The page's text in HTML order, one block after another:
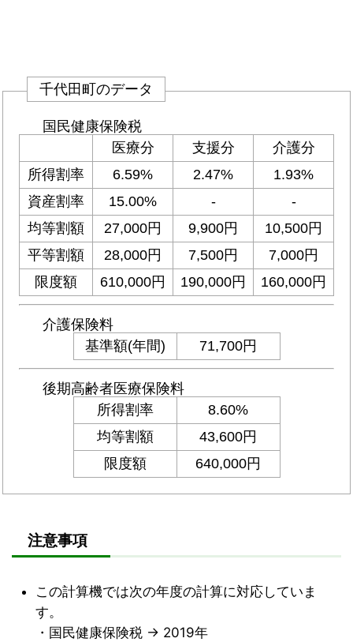
注意事項
この計算機では次の年度の計算に対応していま
す。
・国民健康保険税 → 2019年